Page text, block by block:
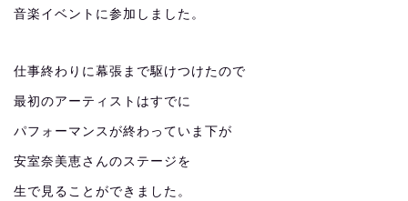
音楽イベントに参加しました。
仕事終わりに幕張まで駆けつけたので
最初のアーティストはすでに
パフォーマンスが終わっていま下が
安室奈美恵さんのステージを
生で見ることができました。